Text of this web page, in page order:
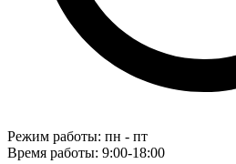
Режим работы: пн - пт
Время работы: 9:00-18:00